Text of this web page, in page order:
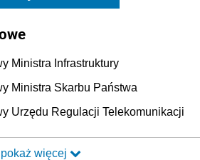
Ministra Infrastruktury
Ministra Skarbu Państwa
Urzędu Regulacji Telekomunikacji
Ministra Transportu i Budownictwa
pokaż więcej